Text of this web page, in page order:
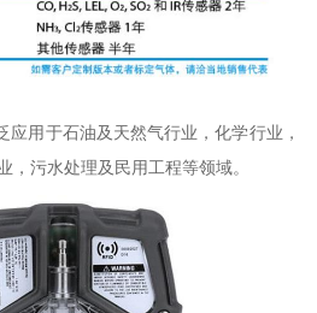
应用于石油及天然气行业，化学行业，
，污水处理及民用工程等领域。